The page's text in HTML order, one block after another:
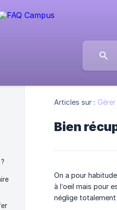
Articles sur :
Bien
On a pour
à l’oeil mais pour
néglige totalement